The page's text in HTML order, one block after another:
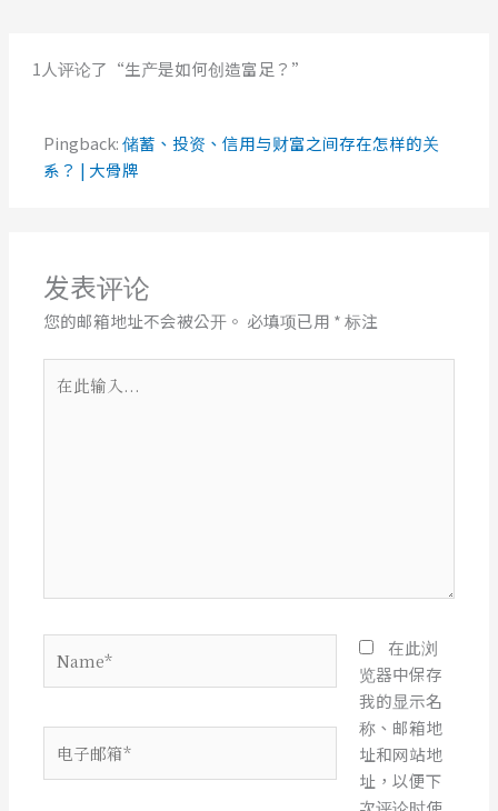
1人评论了“生产是如何创造富足？”
Pingback:储蓄、投资、信用与财富之间存在怎样的关
系？ | 大骨牌
发表评论
您的邮箱地址不会被公开。 必填项已用 *标注
子
在此浏
览器中保存
我的显示名
称、邮箱地
址和网站地
址，以便下